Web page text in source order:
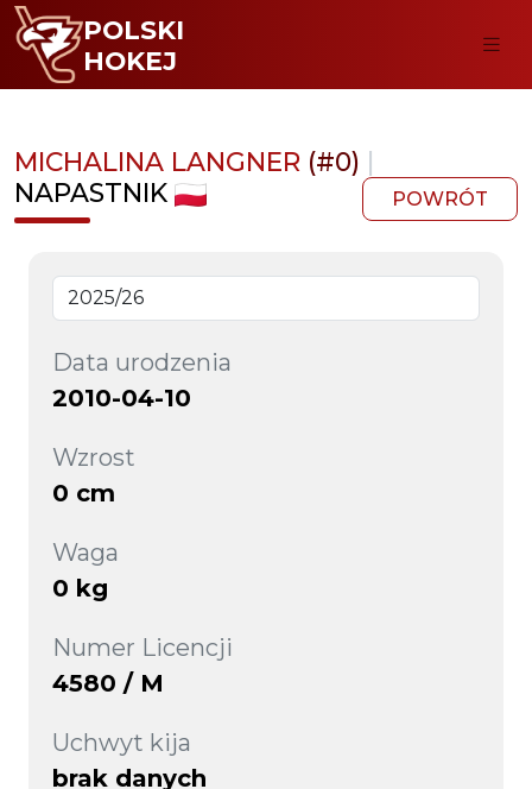
POLSKI
HOKEJ
MICHALINA LANGNER (#0) |
NAPASTNIK
POWRÓT
Data urodzenia
2010-04-10
Wzrost
0 cm
Waga
0 kg
Numer Licencji
4580 / M
Uchwyt kija
brak danych